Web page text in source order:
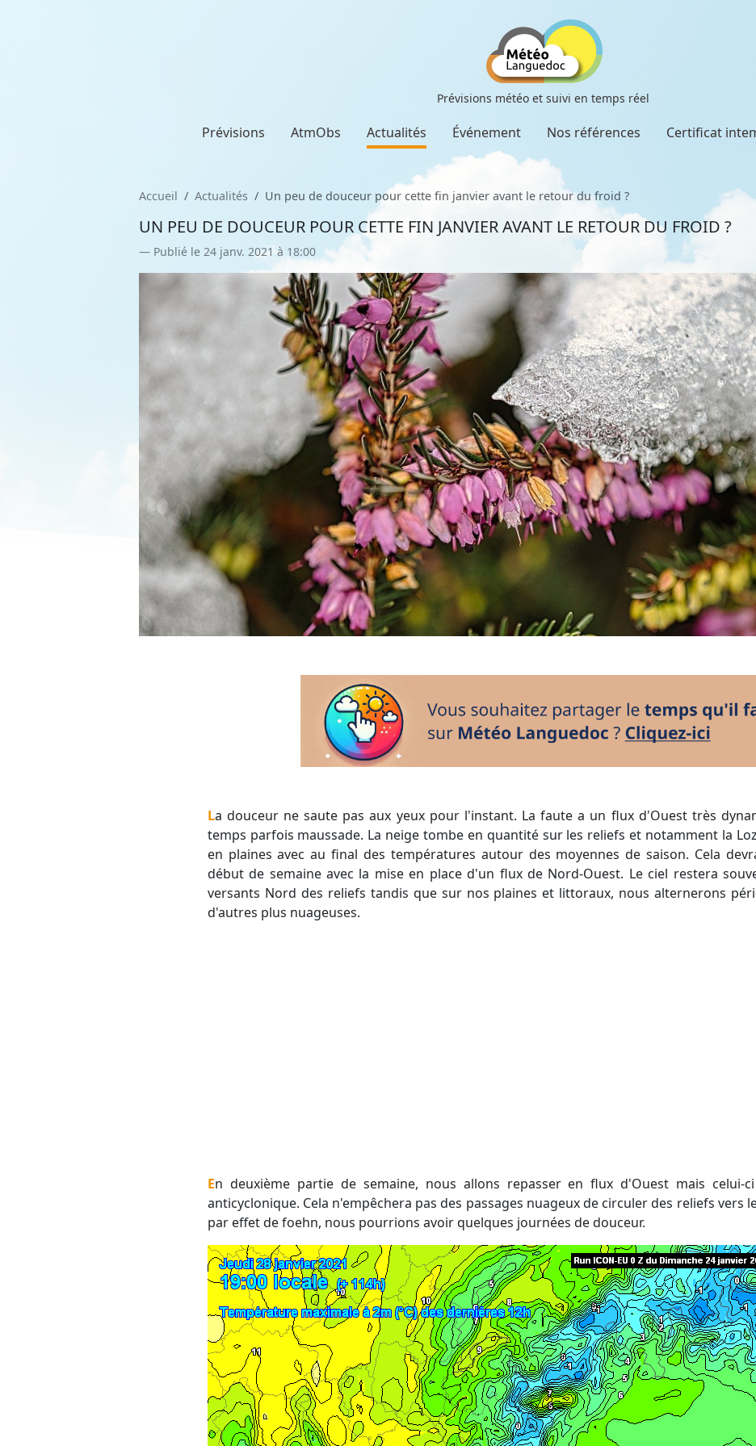
Prévisions météo et suivi en temps réel
Prévisions AtmObs Actualités Événement Nos références Certificat
Accueil Actualités Un peu de douceur pour cette fin janvier avant le retour du froid ?
UN PEU DE DOUCEUR POUR CETTE FIN JANVIER AVANT LE RETOUR DU FROID ?
Publié le 24 janv. 2021 à 18:00
La douceur ne saute pas aux yeux pour l'instant. La faute a un flux d'Ouest très dynamique apportant un
temps parfois maussade. La neige tombe en quantité sur les reliefs et notamment la
en plaines avec au final des températures autour des moyennes de saison. Cela
début de semaine avec la mise en place d'un flux de Nord-Ouest. Le ciel restera
versants Nord des reliefs tandis que sur nos plaines et littoraux, nous alternerons
d'autres plus nuageuses.
En deuxième partie de semaine, nous allons repasser en flux d'Ouest mais celui-ci pourrait être plus
anticyclonique. Cela n'empêchera pas des passages nuageux de circuler des reliefs vers
par effet de foehn, nous pourrions avoir quelques journées de douceur.